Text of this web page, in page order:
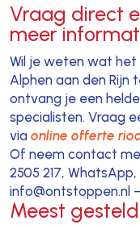
Vraag direct
meer
Wil je weten wat het
Alphen aan den Rijn
ontvang je een
specialisten. Vraag
via online offerte
Of neem contact
2505 217,
info@ontstoppen.nl
Meest